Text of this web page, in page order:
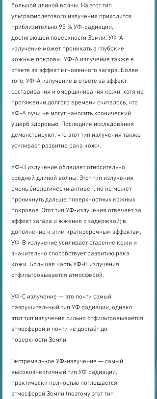
большой длиной волны. На этот тип
ультрафиолетового излучения приходится
приблизительно 95 % УФ-радиации,
достигающей поверхности Земли. УФ-А
излучение может проникать в глубокие
кожные покровы. УФ-А излучение также в
ответе за эффект мгновенного загара. Более
того, УФ-А излучение в ответе за эффект
состаривания и оморщинивания кожи, хотя на
протяжении долгого времени считалось, что
УФ-А лучи не могут наносить хронический
ущерб здоровью. Последние исследования
демонстрируют, что этот тип излучения также
усиливает развитие рака кожи.
УФ-В излучение обладает относительно
средней длиной волны. Этот тип излучения
очень биологически активен, но не может
проникнуть дальше поверхностных кожных
покровов. Этот тип УФ-излучения отвечает за
эффект загара и жжения с задержкой; в
дополнение к этим краткосрочным эффектам,
УФ-В излучение усиливает старение кожи и
значительно способствует развитию рака
кожи. Бóльшая часть УФ-В излучения
отфильтровывается атмосферой.
УФ-С излучение — это почти самый
разрушительный тип УФ радиации, однако
этот тип излучения сильно отфильтровывается
атмосферой и почти не достаёт до
поверхности Земли.
Экстремальное УФ-излучение — самый
высокоэнергичный тип УФ радиации,
практически полностью поглощается
атмосферой Земли (поэтому этот тип